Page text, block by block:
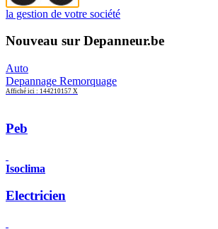
la gestion de votre société
Nouveau sur Depanneur.be
Auto
Depannage Remorquage
Affiché ici : 144210157 X
Peb
Isoclima
Electricien